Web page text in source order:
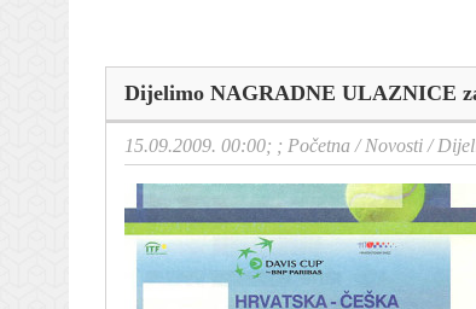
Dijelimo NAGRADNE ULAZNICE
15.09.2009. 00:00; ; Početna /Novosti /